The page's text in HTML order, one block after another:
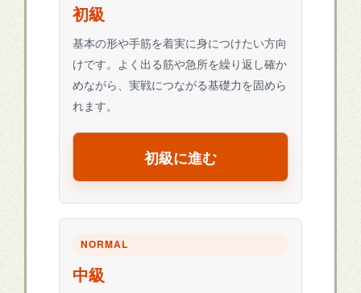
初級
基本の形や手筋を着実に身につけたい方向
けです。よく出る筋や急所を繰り返し確か
めながら、実戦につながる基礎力を固めら
れます。
初級に進む
NORMAL
中級